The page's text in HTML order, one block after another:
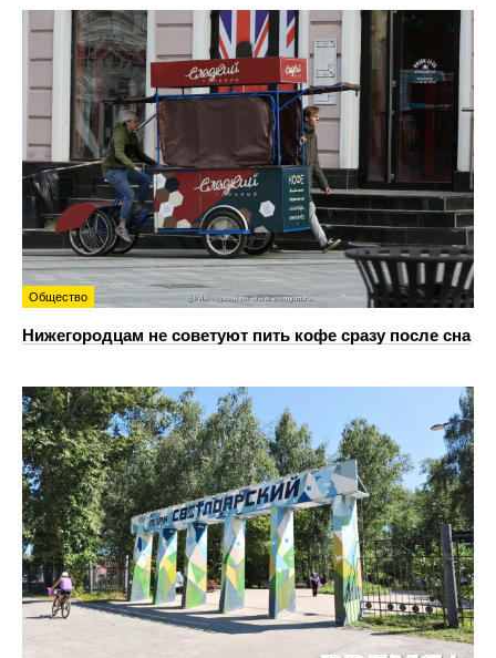
Общество
Нижегородцам не советуют пить кофе сразу после сна